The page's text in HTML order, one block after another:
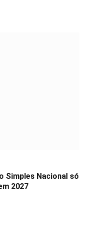
Simples Nacional só
2027